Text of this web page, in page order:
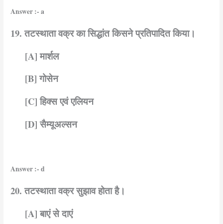
Answer :- a
19. तटस्थाता वक्र का सिद्धांत किसने प्रतिपादित किया।
[A] मार्शल
[B] गोसेन
[C] हिक्स एवं एलियन
[D] सैम्यूअल्सन
Answer :- d
20. तटस्थाता वक्र सुझाव होता है।
[A] बाएं से दाएं